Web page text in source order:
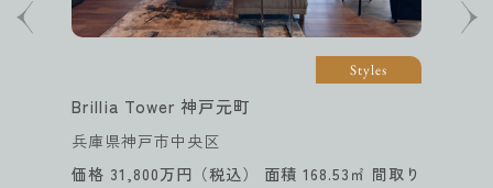
Styles
プラウド夙川名次町
兵庫県西宮市
価格 14,900万円（税込） 面積 103.83㎡（壁